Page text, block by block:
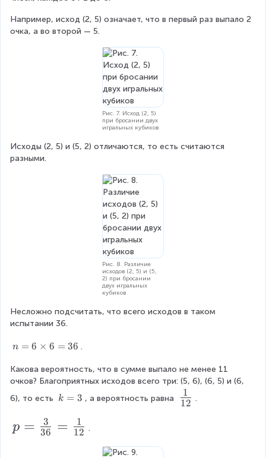
1
}
{
Например, исход (2, 5) означает, что в первый раз выпало 2
очка, а во второй — 5.
Рис. 7. Исход (2, 5)
при бросании двух
игральных кубиков
Исходы (2, 5) и (5, 2) отличаются, то есть считаются
разными.
Рис. 8. Различие
исходов (2, 5) и (5,
2) при бросании
двух игральных
кубиков
Несложно подсчитать, что всего исходов в таком
испытании 36.
n
6
\
ti
s
n = 6 × 6 = 36 .
Какова вероятность, что в сумме выпало не менее 11
очков? Благоприятных исходов всего три: (5, 6), (6, 5) и (6,
6), то есть k
k = 3 , а вероятность равна
\
12
1 .
p
p = 36
3 = 12
1 .